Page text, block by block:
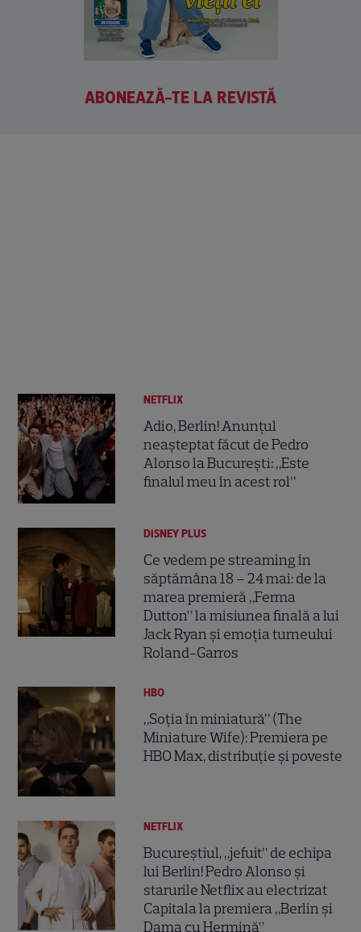
ABONEAZĂ-TE LA REVISTĂ
NETFLIX
Adio, Berlin! Anunțul
neașteptat făcut de Pedro
Alonso la București: „Este
finalul meu în acest rol”
DISNEY PLUS
Ce vedem pe streaming în
săptămâna 18 – 24 mai: de la
marea premieră „Ferma
Dutton” la misiunea finală a lui
Jack Ryan și emoția turneului
Roland-Garros
HBO
„Soția în miniatură” (The
Miniature Wife): Premiera pe
HBO Max, distribuție și poveste
NETFLIX
Bucureștiul, „jefuit” de echipa
lui Berlin! Pedro Alonso și
starurile Netflix au electrizat
Capitala la premiera „Berlin și
Dama cu Hermină”